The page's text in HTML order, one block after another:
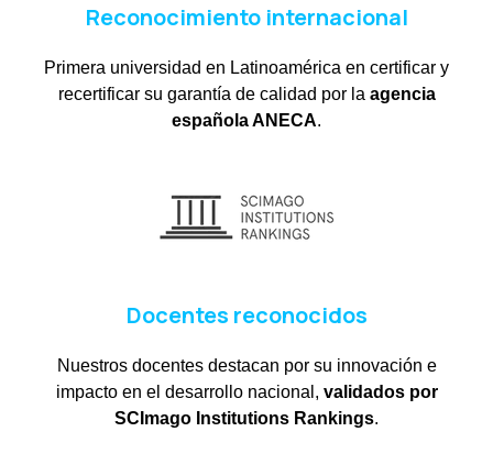
Reconocimiento internacional
Primera universidad en Latinoamérica en certificar y
recertificar su garantía de calidad por la agencia
española ANECA.
Docentes reconocidos
Nuestros docentes destacan por su innovación e
impacto en el desarrollo nacional, validados por
SCImago Institutions Rankings.